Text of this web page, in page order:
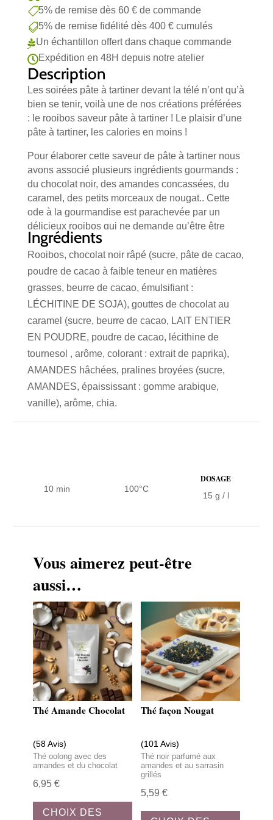
5% de remise dès 60 € de commande
5% de remise fidélité dès 400 € cumulés
Un échantillon offert dans chaque commande
Expédition en 48H depuis notre atelier
Description
Les soirées pâte à tartiner devant la télé n’ont qu’à
bien se tenir, voilà une de nos créations préférées
: le rooibos saveur pâte à tartiner ! Le plaisir d’une
pâte à tartiner, les calories en moins !
Pour élaborer cette saveur de pâte à tartiner nous
avons associé plusieurs ingrédients gourmands :
du chocolat noir, des amandes concassées, du
caramel, des petits morceaux de nougat.. Cette
ode à la gourmandise est parachevée par un
délicieux rooibos qui ne demande qu’être être
infusé pour votre plus grand plaisir !
Ingrédients
Rooibos, chocolat noir râpé (sucre, pâte de cacao,
poudre de cacao à faible teneur en matières
grasses, beurre de cacao, émulsifiant :
LÉCHITINE DE SOJA), gouttes de chocolat au
caramel (sucre, beurre de cacao, LAIT ENTIER
EN POUDRE, poudre de cacao, lécithine de
tournesol , arôme, colorant : extrait de paprika),
AMANDES hâchées, pralines broyées (sucre,
AMANDES, épaississant : gomme arabique,
vanille), arôme, chia.
10 min 100°C
DOSAGE
15 g / l
Vous aimerez peut-être
aussi…
Thé Amande Chocolat
(58 Avis)
Thé oolong avec des
amandes et du chocolat
6,95 €
CHOIX DES
Ce
Thé façon Nougat
(101 Avis)
Thé noir parfumé aux
amandes et au sarrasin
grillés
5,59 €